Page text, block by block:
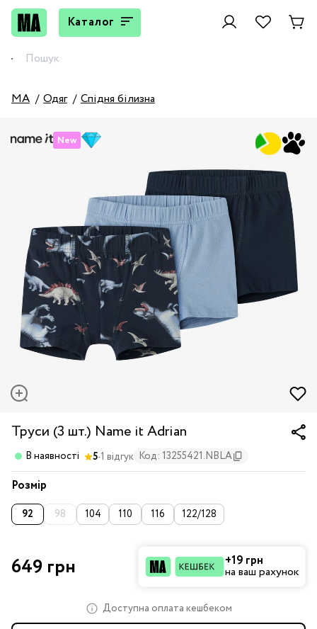
Каталог
MA Одяг Спідня білизна
New
Труси (3 шт.) Name it Adrian
В наявності 5·1 відгук Код: 13255421.NBLA
Розмір
92 98 104 110 116 122/128
649 грн +19 грн
на ваш рахунок
Доступна оплата кешбеком